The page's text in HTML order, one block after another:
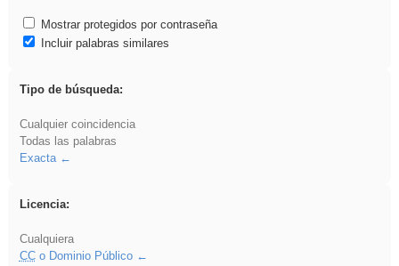
Mostrar protegidos por contraseña
Incluir palabras similares
Tipo de búsqueda:
Cualquier coincidencia
Todas las palabras
Exacta
Licencia:
Cualquiera
CCo Dominio Público